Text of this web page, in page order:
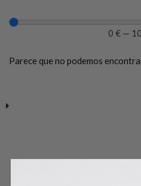
0 €—
Parece que no podemos